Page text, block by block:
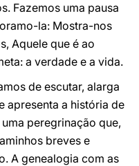
Fazemos uma pausa
la: Mostra-nos
Aquele que é ao
a verdade e a vida.
de escutar, alarga
apresenta a história de
peregrinação que,
breves e
A genealogia com as